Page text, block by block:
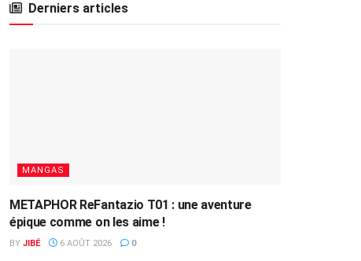
Derniers articles
MANGAS
METAPHOR ReFantazio T01 : une aventure
épique comme on les aime !
BY JIBÉ 6 AOÛT 2026 0